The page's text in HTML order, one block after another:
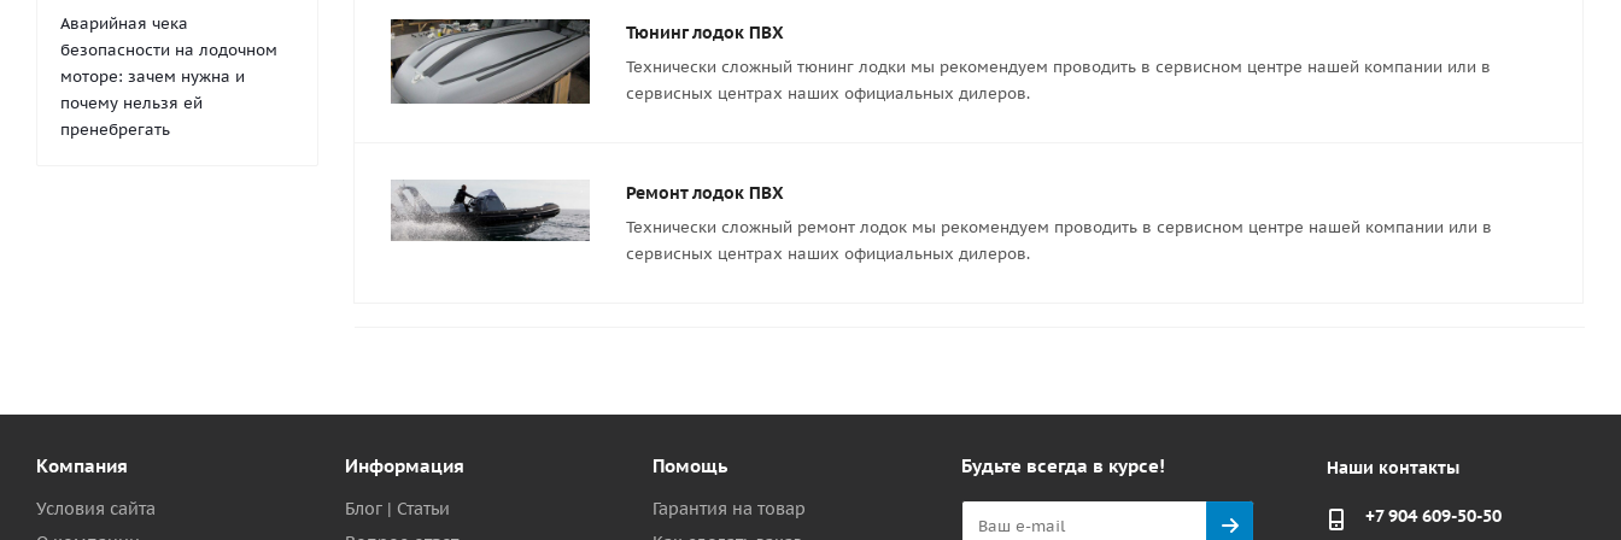
Тюнинг лодок ПВХ
Технически сложный тюнинг лодки мы рекомендуем проводить в сервисном центре нашей компании или в
сервисных центрах наших официальных дилеров.
Ремонт лодок ПВХ
Технически сложный ремонт лодок мы рекомендуем проводить в сервисном центре нашей компании или в
сервисных центрах наших официальных дилеров.
Аварийная чека
безопасности на лодочном
моторе: зачем нужна и
почему нельзя ей
пренебрегать
Компания
Условия сайта
Информация
Блог | Статьи
Помощь
Гарантия на товар
Будьте всегда в курсе! Наши контакты
+7 904 609-50-50